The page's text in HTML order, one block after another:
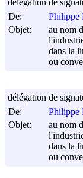
De:
Philippe
Objet:
au nom
dans la
ou
délégation de
De:
Philippe
Objet:
au nom
dans la
ou
délégation de